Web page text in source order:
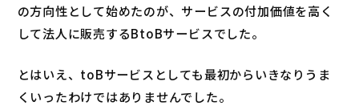
の方向性として始めたのが、サービスの付加価値を高く
して法人に販売するBtoBサービスでした。
とはいえ、toBサービスとしても最初からいきなりうま
くいったわけではありませんでした。